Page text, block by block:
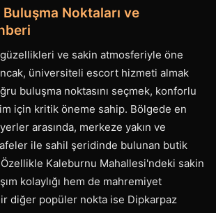
Noktaları ve
ve sakin atmosferiyle öne
üniversiteli escort hizmeti almak
buluşma noktasını seçmek, konforlu
için kritik öneme sahip. Bölgede en
arasında, merkeze yakın ve
ile sahil şeridinde bulunan butik
Kaleburnu Mahallesi'ndeki sakin
kolaylığı hem de mahremiyet
diğer popüler nokta ise Dipkarpaz